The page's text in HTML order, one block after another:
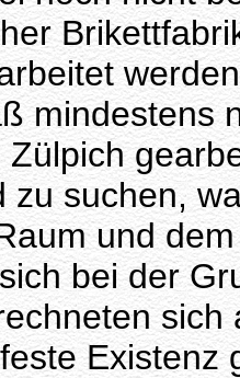
mindestens
zu suchen,
und
bei der
Existenz